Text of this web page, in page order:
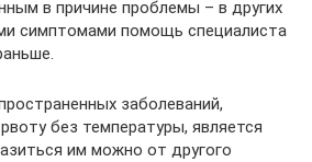
в причине проблемы – в других
симптомами помощь специалиста
заболеваний,
без температуры, является
им можно от другого